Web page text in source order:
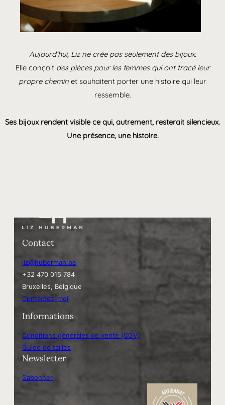
Aujourd’hui, Liz ne crée pas seulement des bijoux.
Elle conçoit des pièces pour les femmes qui ont tracé leur
propre chemin et souhaitent porter une histoire qui leur
ressemble.
Ses bijoux rendent visible ce qui, autrement, resterait silencieux.
Une présence, une histoire.
Contact
liz@huberman.be
+32 470 015 784
Bruxelles, Belgique
Contactez-moi
Informations
Conditions générales de vente (CGV)
Guide de tailles
Newsletter
S’abonner